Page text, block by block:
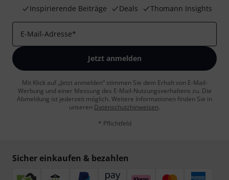
Inspirierende Beiträge
Deals Thomann Insights
E-Mail-Adresse*
Jetzt anmelden
Mit Klick auf „Jetzt anmelden“ stimmen Sie dem Erhalt von E-Mail-
Werbung und einer Messung des E-Mail-Nutzungsverhaltens zu. Die
Abmeldung ist jederzeit möglich. Weitere Informationen finden Sie in
unseren Datenschutzhinweisen.
* Pflichtfeld
Sicher einkaufen & bezahlen